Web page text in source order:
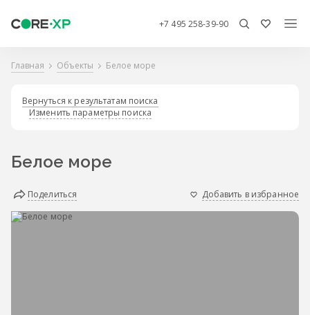
+7 495 258-39-90
Главная Объекты Белое море
Вернуться к результатам поиска
Изменить параметры поиска
Белое море
Поделиться Добавить в избранное